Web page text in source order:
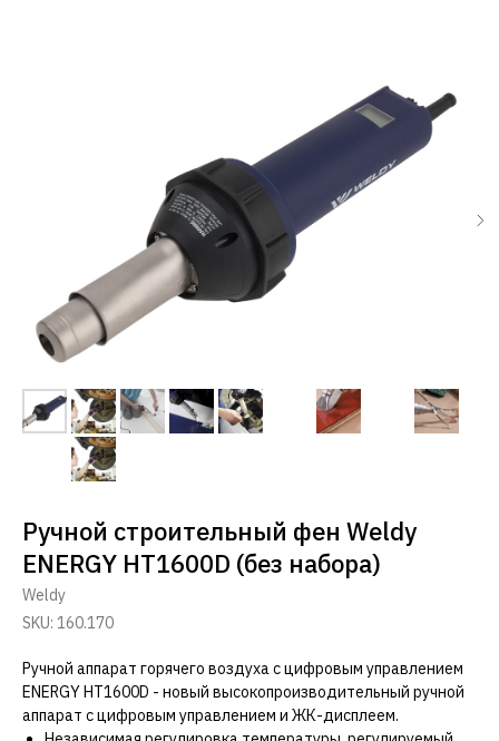
Ручной строительный фен Weldy
ENERGY HT1600D (без набора)
Weldy
SKU: 160.170
Ручной аппарат горячего воздуха с цифровым управлением
ENERGY HT1600D - новый высокопроизводительный ручной
аппарат с цифровым управлением и ЖК-дисплеем.